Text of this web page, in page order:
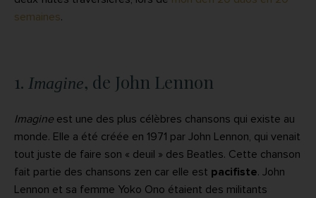
semaines.
1. Imagine, de John Lennon
Imagine est une des plus célèbres chansons qui existe au
monde. Elle a été créée en 1971 par John Lennon, qui venait
tout juste de faire son « deuil » des Beatles. Cette chanson
fait partie des chansons zen car elle est pacifiste. John
Lennon et sa femme Yoko Ono étaient des militants